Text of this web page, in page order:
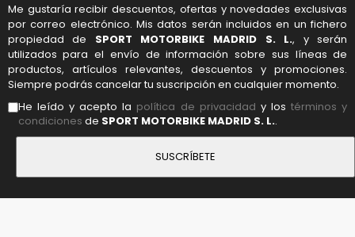
Me gustaría recibir descuentos, ofertas y novedades exclusivas
por correo electrónico. Mis datos serán incluidos en un fichero
propiedad de SPORT MOTORBIKE MADRID S. L., y serán
utilizados para el envío de información sobre sus líneas de
productos, artículos relevantes, descuentos y promociones.
Siempre podrás cancelar tu suscripción en cualquier momento.
He leído y acepto la política de privacidad y lostérminos y
condiciones de SPORT MOTORBIKE MADRID S. L..